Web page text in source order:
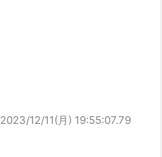
2023/12/11(月) 19:55:07.79